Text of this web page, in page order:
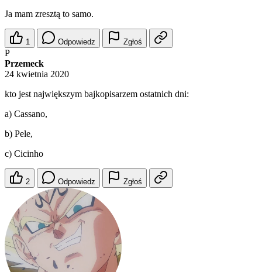
Ja mam zresztą to samo.
1 Odpowiedz Zgłoś
P
Przemeck
24 kwietnia 2020
kto jest największym bajkopisarzem ostatnich dni:
a) Cassano,
b) Pele,
c) Cicinho
2 Odpowiedz Zgłoś